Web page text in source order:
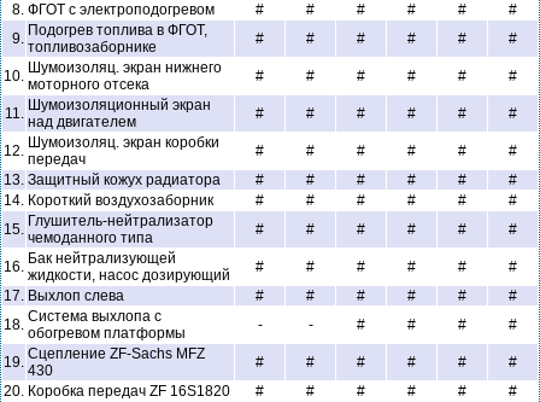
8. ФГОТ с электроподогревом # # # # #
#
9. Подогрев топлива в ФГОТ,
топливозаборнике
# # # # # #
10. Шумоизоляц. экран нижнего
моторного отсека
# # # # # #
11. Шумоизоляционный экран
над двигателем
# # # # # #
12. Шумоизоляц. экран коробки
передач
# # # # #
#
13. Защитный кожух радиатора # # # # #
#
14. Короткий воздухозаборник # # # # #
#
15. Глушитель-нейтрализатор
чемоданного типа
# # # # # #
16. Бак нейтрализующей
жидкости, насос дозирующий
# # # # #
#
17. Выхлоп слева # # # # #
#
18. Система выхлопа с
обогревом платформы
- - # # # #
19. Сцепление ZF-Sachs MFZ
430
# # # # #
#
20. Коробка передач ZF 16S1820 # # # # #
#